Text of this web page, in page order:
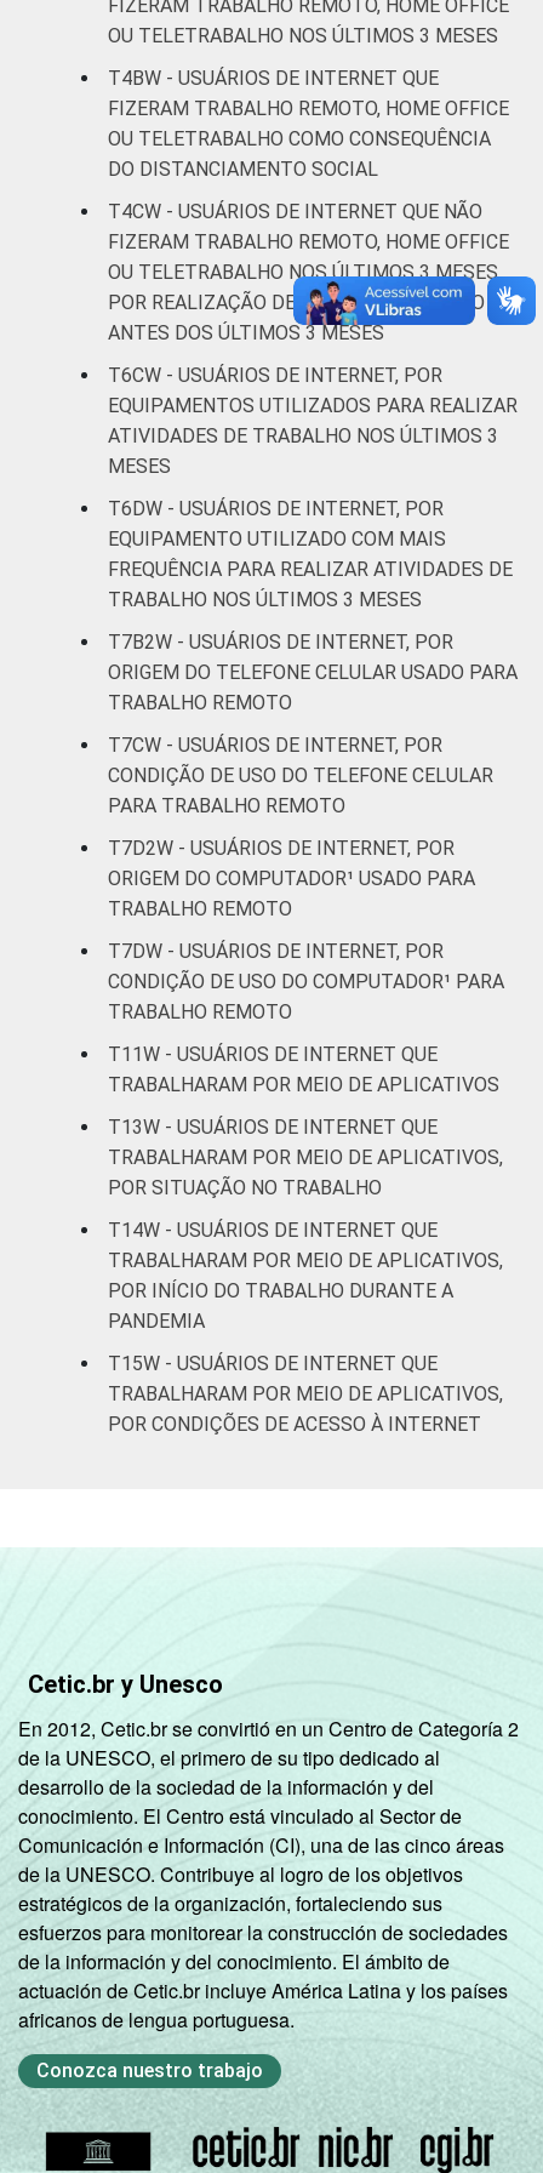
De 60 anos
ou mais
CLASSE
SOCIAL
AB 59
DE 32
Fonte: CGI.br/NIC.br, Centro Regional de
Estudos para o Desenvolvimento da
Sociedade da Informação (Cetic.br),
Pesquisa on-line com usuários de Internet no
Brasil - Painel TIC COVID-19 - Edição 4.
¹ Considera-se computador o notebook, o
FIZERAM TRABALHO REMOTO, HOME OFFICE
OU TELETRABALHO NOS ÚLTIMOS 3 MESES
T4BW - USUÁRIOS DE INTERNET QUE
FIZERAM TRABALHO REMOTO, HOME OFFICE
OU TELETRABALHO COMO CONSEQUÊNCIA
DO DISTANCIAMENTO SOCIAL
T4CW - USUÁRIOS DE INTERNET QUE NÃO
FIZERAM TRABALHO REMOTO, HOME OFFICE
OU TELETRABALHO NOS ÚLTIMOS 3 MESES,
POR REALIZAÇÃO DE TRABALHO REMOTO
ANTES DOS ÚLTIMOS 3 MESES
T6CW - USUÁRIOS DE INTERNET, POR
EQUIPAMENTOS UTILIZADOS PARA REALIZAR
ATIVIDADES DE TRABALHO NOS ÚLTIMOS 3
MESES
T6DW - USUÁRIOS DE INTERNET, POR
EQUIPAMENTO UTILIZADO COM MAIS
FREQUÊNCIA PARA REALIZAR ATIVIDADES DE
TRABALHO NOS ÚLTIMOS 3 MESES
T7B2W - USUÁRIOS DE INTERNET, POR
ORIGEM DO TELEFONE CELULAR USADO PARA
TRABALHO REMOTO
T7CW - USUÁRIOS DE INTERNET, POR
CONDIÇÃO DE USO DO TELEFONE CELULAR
PARA TRABALHO REMOTO
T7D2W - USUÁRIOS DE INTERNET, POR
ORIGEM DO COMPUTADOR¹ USADO PARA
TRABALHO REMOTO
T7DW - USUÁRIOS DE INTERNET, POR
CONDIÇÃO DE USO DO COMPUTADOR¹ PARA
TRABALHO REMOTO
T11W - USUÁRIOS DE INTERNET QUE
TRABALHARAM POR MEIO DE APLICATIVOS
T13W - USUÁRIOS DE INTERNET QUE
TRABALHARAM POR MEIO DE APLICATIVOS,
POR SITUAÇÃO NO TRABALHO
T14W - USUÁRIOS DE INTERNET QUE
TRABALHARAM POR MEIO DE APLICATIVOS,
POR INÍCIO DO TRABALHO DURANTE A
PANDEMIA
T15W - USUÁRIOS DE INTERNET QUE
TRABALHARAM POR MEIO DE APLICATIVOS,
POR CONDIÇÕES DE ACESSO À INTERNET
Cetic.br y Unesco
En 2012, Cetic.br se convirtió en un Centro de Categoría 2
de la UNESCO, el primero de su tipo dedicado al
desarrollo de la sociedad de la información y del
conocimiento. El Centro está vinculado al Sector de
Comunicación e Información (CI), una de las cinco áreas
de la UNESCO. Contribuye al logro de los objetivos
estratégicos de la organización, fortaleciendo sus
esfuerzos para monitorear la construcción de sociedades
de la información y del conocimiento. El ámbito de
actuación de Cetic.br incluye América Latina y los países
africanos de lengua portuguesa.
Conozca nuestro trabajo